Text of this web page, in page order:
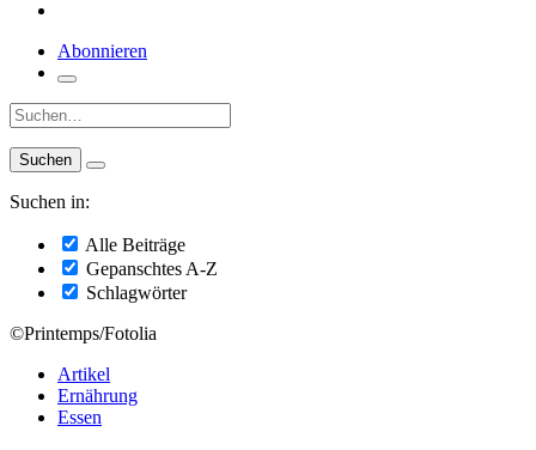
Abonnieren
Suche:
Suchen in:
Alle Beiträge
Gepanschtes A-Z
Schlagwörter
©Printemps/Fotolia
Artikel
Ernährung
Essen